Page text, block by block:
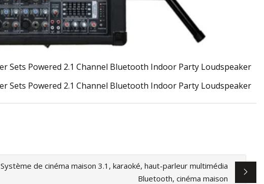
Système de cinéma maison 3.1, karaoké, haut-parleur multimédia
Bluetooth, cinéma maison